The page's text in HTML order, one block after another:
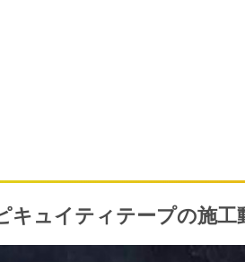
キュイティテープの施工